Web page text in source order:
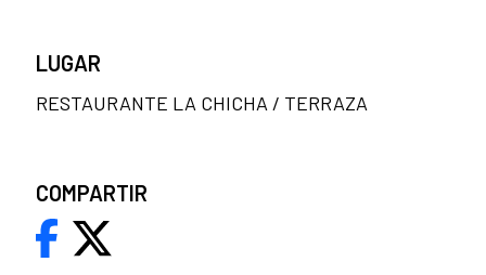
LUGAR
RESTAURANTE LA CHICHA / TERRAZA
COMPARTIR